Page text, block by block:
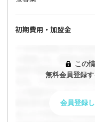
初期費用・加盟金
この
無料会員登録す
会員登録